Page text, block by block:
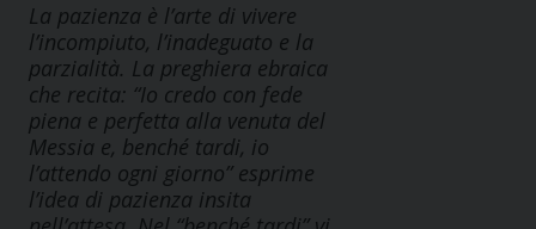
La pazienza è l’arte di vivere
l’incompiuto, l’inadeguato e la
parzialità. La preghiera ebraica
che recita: “Io credo con fede
piena e perfetta alla venuta del
Messia e, benché tardi, io
l’attendo ogni giorno” esprime
l’idea di pazienza insita